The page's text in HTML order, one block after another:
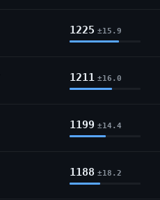
1225 ±15.9
1211 ±16.0
1199 ±14.4
1188 ±18.2